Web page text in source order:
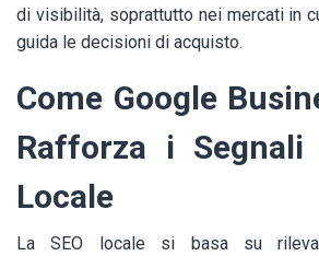
di visibilità, soprattutto nei mercati in
guida le decisioni di acquisto.
Come Google
Rafforza i Segnali
Locale
La SEO locale si basa su